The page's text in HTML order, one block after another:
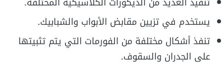
يستخدم في تزيين مقابض الأبواب والشبابيك.
تنفذ أشكال مختلفة من الفورمات التي يتم تثبيتها
على الجدران والسقوف.